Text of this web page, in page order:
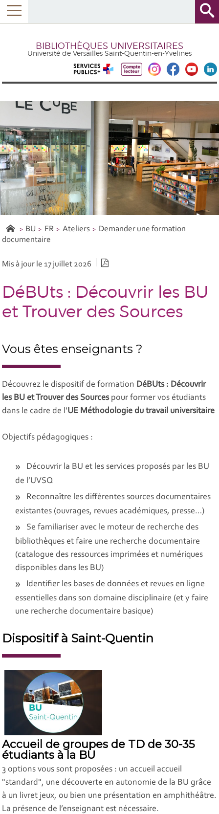
BIBLIOTHÈQUES UNIVERSITAIRES
Université de Versailles Saint-Quentin-en-Yvelines
BU FR Ateliers
Demander une formation
documentaire
Mis à jour le 17 juillet 2026
DéBUts : Découvrir les BU
et Trouver des Sources
Vous êtes enseignants ?
Découvrez le dispositif de formation DéBUts : Découvrir
les BU et Trouver des Sources pour former vos étudiants
dans le cadre de l'UE Méthodologie du travail universitaire
Objectifs pédagogiques :
Découvrir la BU et les services proposés par les BU
de l’UVSQ
Reconnaître les différentes sources documentaires
existantes (ouvrages, revues académiques, presse…)
Se familiariser avec le moteur de recherche des
bibliothèques et faire une recherche documentaire
(catalogue des ressources imprimées et numériques
disponibles dans les BU)
Identifier les bases de données et revues en ligne
essentielles dans son domaine disciplinaire (et y faire
une recherche documentaire basique)
Dispositif à Saint-Quentin
Accueil de groupes de TD de 30-35
étudiants à la BU
3 options vous sont proposées : un accueil accueil
"standard", une découverte en autonomie de la BU grâce
à un livret jeux, ou bien une présentation en amphithéâtre.
La présence de l’enseignant est nécessaire.